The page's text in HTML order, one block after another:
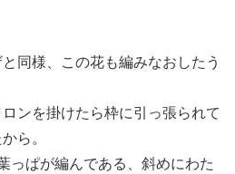
同様、この花も編みなおしたう
ンを掛けたら枠に引っ張られて
ら。
っぱが編んである、斜めにわた